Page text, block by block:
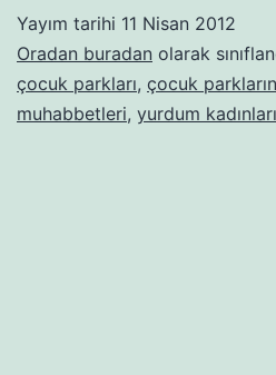
Yayım tarihi 11 Nisan 2012
Oradan buradan olarak
çocuk parkları, çocuk
muhabbetleri, yurdum kadınları